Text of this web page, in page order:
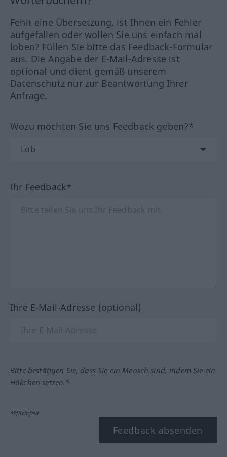
Fehlt eine Übersetzung, ist Ihnen ein Fehler
aufgefallen oder wollen Sie uns einfach mal
loben? Füllen Sie bitte das Feedback-Formular
aus. Die Angabe der E-Mail-Adresse ist
optional und dient gemäß unserem
Datenschutz nur zur Beantwortung Ihrer
Anfrage.
Wozu möchten Sie uns Feedback geben?*
Ihr Feedback*
Ihre E-Mail-Adresse (optional)
Bitte bestätigen Sie, dass Sie ein Mensch sind, indem Sie ein
Häkchen setzen.*
*Pflichtfeld
Feedback absenden